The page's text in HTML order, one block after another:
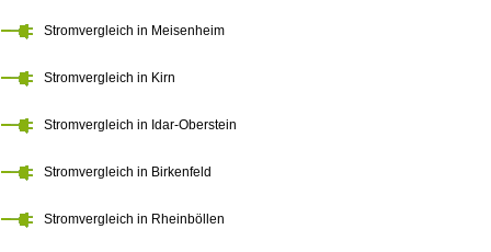
Stromvergleich in Meisenheim
Stromvergleich in Kirn
Stromvergleich in Idar-Oberstein
Stromvergleich in Birkenfeld
Stromvergleich in Rheinböllen